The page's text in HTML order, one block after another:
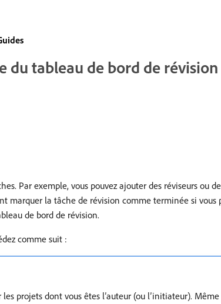
du tableau de bord de révision
Par exemple, vous pouvez ajouter des réviseurs ou
marquer la tâche de révision comme terminée si
de bord de révision.
comme suit :
projets dont vous êtes l’auteur (ou l’initiateur).